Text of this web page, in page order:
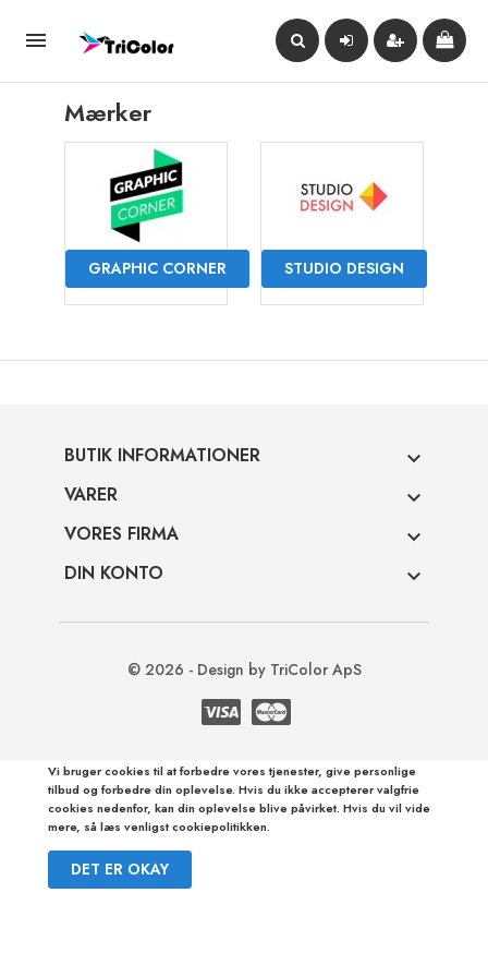

Mærker
GRAPHIC CORNER STUDIO DESIGN
BUTIK INFORMATIONER 
VARER 
VORES FIRMA 
DIN KONTO 
© 2026 - Design by TriColor ApS
Vi bruger cookies til at forbedre vores tjenester, give personlige
tilbud og forbedre din oplevelse. Hvis du ikke accepterer valgfrie
cookies nedenfor, kan din oplevelse blive påvirket. Hvis du vil vide
mere, så læs venligst cookiepolitikken.
DET ER OKAY